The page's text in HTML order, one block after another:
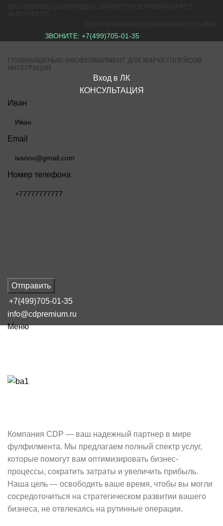
ЗВОНИТЕ:+7(499)705-01-35
ГЛАВНАЯ ЦЕНЫ О НАСФУЛФИЛМЕНТ ДЛЯ МАРКЕТПЛЕЙСОВ
ИНТЕГРАЦИЯ
Вход в ЛК
КОНСУЛЬТАЦИЯ
Иван
Email
Номер телефона
Отправить
+7(499)705-01-35
info@cdpremium.ru
Меню
Компания CDP — ваш надежный партнер в мире
фулфилмента. Мы предлагаем полный спектр услуг,
которые помогут вам оптимизировать бизнес-
процессы, сократить затраты и увеличить прибыль.
Наша цель — освободить ваше время, чтобы вы могли
сосредоточиться на стратегическом развитии вашего
бизнеса, не отвлекаясь на рутинные операции.